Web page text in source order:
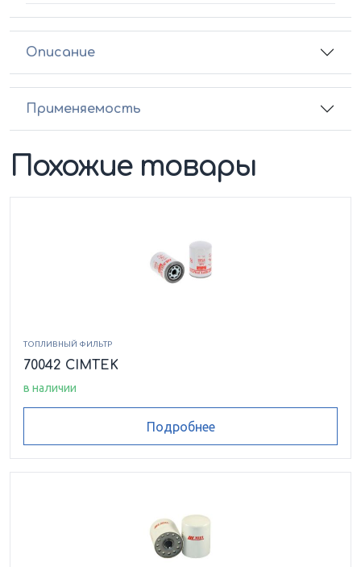
Описание
Применяемость
Похожие товары
ТОПЛИВНЫЙ ФИЛЬТР
70042 CIMTEK
в наличии
Подробнее